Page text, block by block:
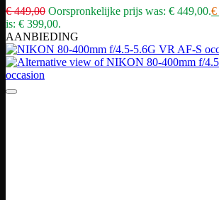
€449,00 Oorspronkelijke prijs was: € 449,00.€
is: € 399,00.
AANBIEDING